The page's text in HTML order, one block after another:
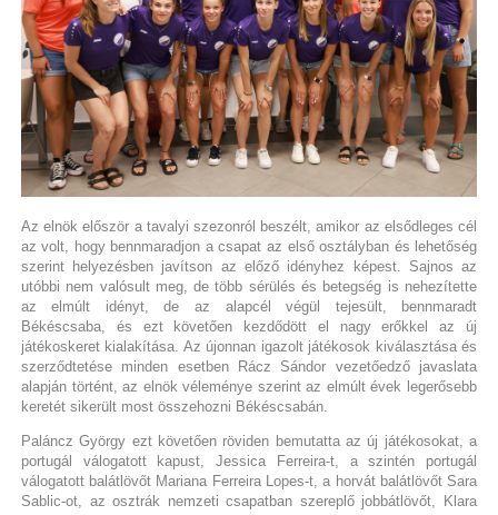
Az elnök először a tavalyi szezonról beszélt, amikor az elsődleges cél
az volt, hogy bennmaradjon a csapat az első osztályban és lehetőség
szerint helyezésben javítson az előző idényhez képest. Sajnos az
utóbbi nem valósult meg, de több sérülés és betegség is nehezítette
az elmúlt idényt, de az alapcél végül tejesült, bennmaradt
Békéscsaba, és ezt követően kezdődött el nagy erőkkel az új
játékoskeret kialakítása. Az újonnan igazolt játékosok kiválasztása és
szerződtetése minden esetben Rácz Sándor vezetőedző javaslata
alapján történt, az elnök véleménye szerint az elmúlt évek legerősebb
keretét sikerült most összehozni Békéscsabán.
Paláncz György ezt követően röviden bemutatta az új játékosokat, a
portugál válogatott kapust, Jessica Ferreira-t, a szintén portugál
válogatott balátlövőt Mariana Ferreira Lopes-t, a horvát balátlövőt Sara
Sablic-ot, az osztrák nemzeti csapatban szereplő jobbátlövőt, Klara